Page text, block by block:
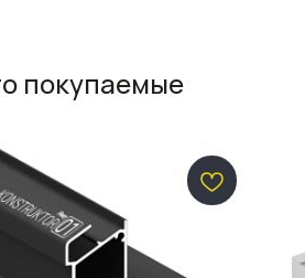
покупаемые